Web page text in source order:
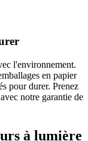
l'environnement.
en papier
pour durer. Prenez
notre garantie de
à lumière